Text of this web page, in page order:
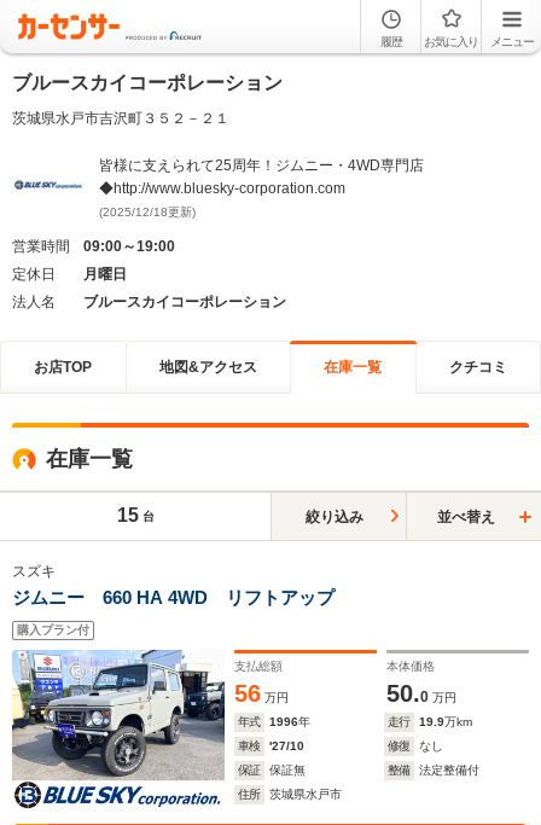
履歴 お気に入り メニュー
ブルースカイコーポレーション
茨城県水戸市吉沢町３５２－２１
皆様に支えられて25周年！ジムニー・4WD専門店
◆http://www.bluesky-corporation.com
(2025/12/18更新)
営業時間
09:00～19:00
定休日
月曜日
法人名
ブルースカイコーポレーション
お店TOP 地図&アクセス 在庫一覧 クチコミ
在庫一覧
15 台 絞り込み 並べ替え
スズキ
ジムニー 660 HA 4WD リフトアップ
購入プラン付
支払総額
56 万円
本体価格
50.0 万円
年式
1996年 走行 19.9万km
車検
'27/10 修復
なし
保証
保証無 整備
法定整備付
住所
茨城県水戸市